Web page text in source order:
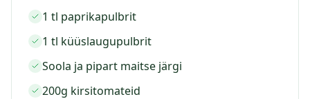
1 tl paprikapulbrit
1 tl küüslaugupulbrit
Soola ja pipart maitse järgi
200g kirsitomateid